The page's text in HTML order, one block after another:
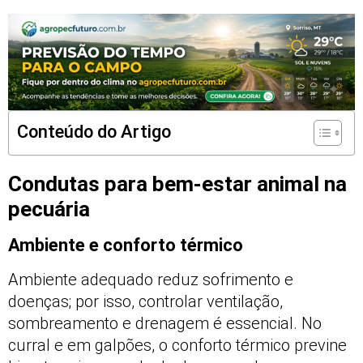
Conteúdo do Artigo
Condutas para bem-estar animal na
pecuária
Ambiente e conforto térmico
Ambiente adequado reduz sofrimento e
doenças; por isso, controlar ventilação,
sombreamento e drenagem é essencial. No
curral e em galpões, o conforto térmico previne